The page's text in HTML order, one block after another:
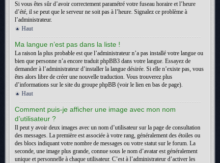
Si vous êtes sûr d’avoir correctement paramétré votre fuseau horaire et l’heure
d’été, il se peut que le serveur ne soit pas à l’heure. Signalez ce problème à
l’administrateur.
Haut
Ma langue n’est pas dans la liste !
La raison la plus probable est que l’administrateur n’a pas installé votre langue ou
bien que personne n’a encore traduit phpBB3 dans votre langue. Essayez de
demander à l’administrateur d’installer la langue désirée. Si elle n’existe pas, vous
êtes alors libre de créer une nouvelle traduction. Vous trouverez plus
d’informations sur le site du groupe phpBB (voir le lien en bas de page).
Haut
Comment puis-je afficher une image avec mon nom
d’utilisateur ?
Il peut y avoir deux images avec un nom d’utilisateur sur la page de consultation
des messages. La première est associée à votre rang, généralement des étoiles ou
des blocs indiquant votre nombre de messages ou votre statut sur le forum. La
seconde, une image plus grande, connue sous le nom d’avatar est généralement
unique et personnelle à chaque utilisateur. C’est à l’administrateur d’activer les